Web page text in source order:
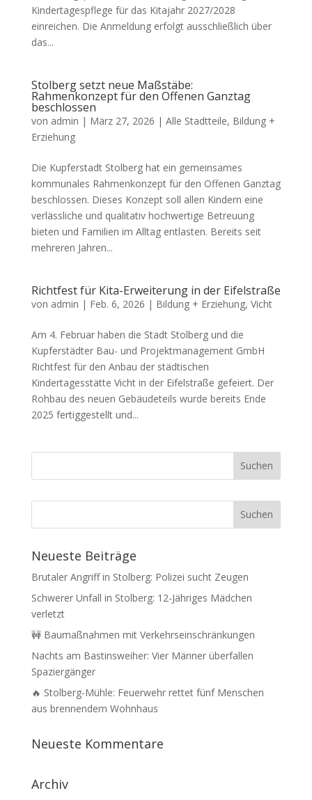
Kindertagespflege für das Kitajahr 2027/2028
einreichen. Die Anmeldung erfolgt ausschließlich über
das...
Stolberg setzt neue Maßstäbe:
Rahmenkonzept für den Offenen Ganztag
beschlossen
von admin | März 27, 2026 | Alle Stadtteile, Bildung +
Erziehung
Die Kupferstadt Stolberg hat ein gemeinsames
kommunales Rahmenkonzept für den Offenen Ganztag
beschlossen. Dieses Konzept soll allen Kindern eine
verlässliche und qualitativ hochwertige Betreuung
bieten und Familien im Alltag entlasten. Bereits seit
mehreren Jahren...
Richtfest für Kita-Erweiterung in der Eifelstraße
von admin | Feb. 6, 2026 | Bildung + Erziehung, Vicht
Am 4. Februar haben die Stadt Stolberg und die
Kupferstädter Bau- und Projektmanagement GmbH
Richtfest für den Anbau der städtischen
Kindertagesstätte Vicht in der Eifelstraße gefeiert. Der
Rohbau des neuen Gebäudeteils wurde bereits Ende
2025 fertiggestellt und...
Neueste Beiträge
Brutaler Angriff in Stolberg: Polizei sucht Zeugen
Schwerer Unfall in Stolberg: 12-Jähriges Mädchen
verletzt
🚧 Baumaßnahmen mit Verkehrseinschränkungen
Nachts am Bastinsweiher: Vier Männer überfallen
Spaziergänger
🔥 Stolberg-Mühle: Feuerwehr rettet fünf Menschen
aus brennendem Wohnhaus
Neueste Kommentare
Archiv